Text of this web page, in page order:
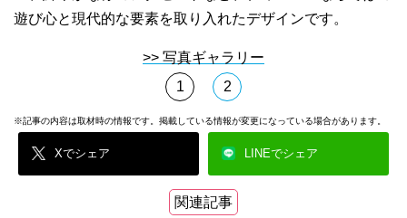
遊び心と現代的な要素を取り入れたデザインです。
>> 写真ギャラリー
1
2
※記事の内容は取材時の情報です。掲載している情報が変更になっている場合があります。
Xでシェア LINEでシェア
関連記事